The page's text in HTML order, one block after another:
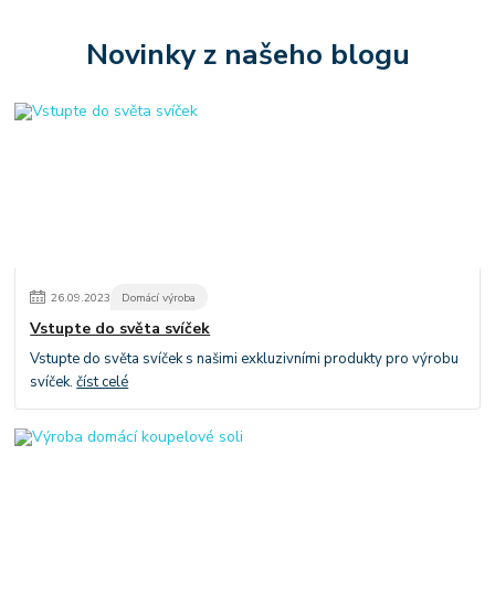
Novinky z našeho blogu
26.09.2023 Domácí výroba
Vstupte do světa svíček
Vstupte do světa svíček s našimi exkluzivními produkty pro výrobu
svíček.číst celé